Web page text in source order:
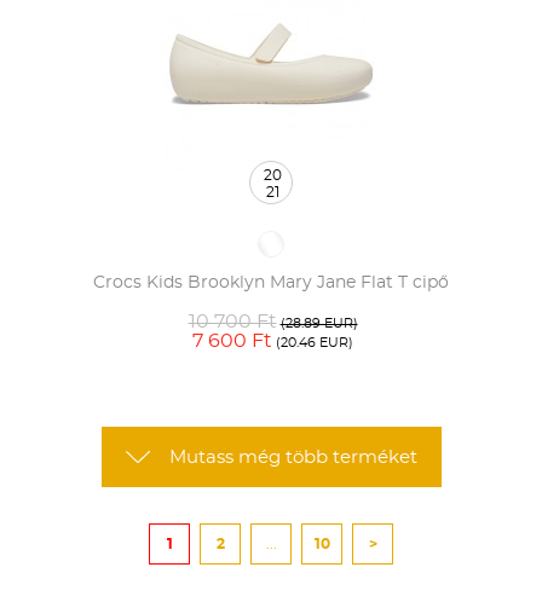
Crocs Kids Brooklyn Mary Jane Flat T cipő
10 700 Ft (28.89 EUR)
7 600 Ft (20.46 EUR)
20
21
Mutass még több terméket
1 2 10 >